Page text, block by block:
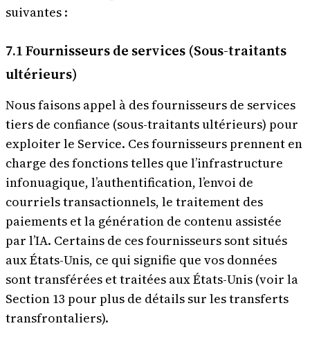
suivantes :
7.1 Fournisseurs de services (Sous-traitants
ultérieurs)
Nous faisons appel à des fournisseurs de services
tiers de confiance (sous-traitants ultérieurs) pour
exploiter le Service. Ces fournisseurs prennent en
charge des fonctions telles que l’infrastructure
infonuagique, l’authentification, l’envoi de
courriels transactionnels, le traitement des
paiements et la génération de contenu assistée
par l’IA. Certains de ces fournisseurs sont situés
aux États-Unis, ce qui signifie que vos données
sont transférées et traitées aux États-Unis (voir la
Section 13 pour plus de détails sur les transferts
transfrontaliers).